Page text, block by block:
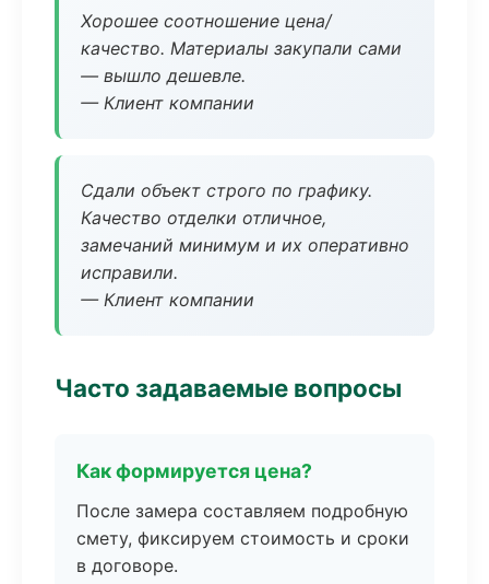
Хорошее соотношение цена/
качество. Материалы закупали сами
— вышло дешевле.
— Клиент компании
Сдали объект строго по графику.
Качество отделки отличное,
замечаний минимум и их оперативно
исправили.
— Клиент компании
Часто задаваемые вопросы
Как формируется цена?
После замера составляем подробную
смету, фиксируем стоимость и сроки
в договоре.